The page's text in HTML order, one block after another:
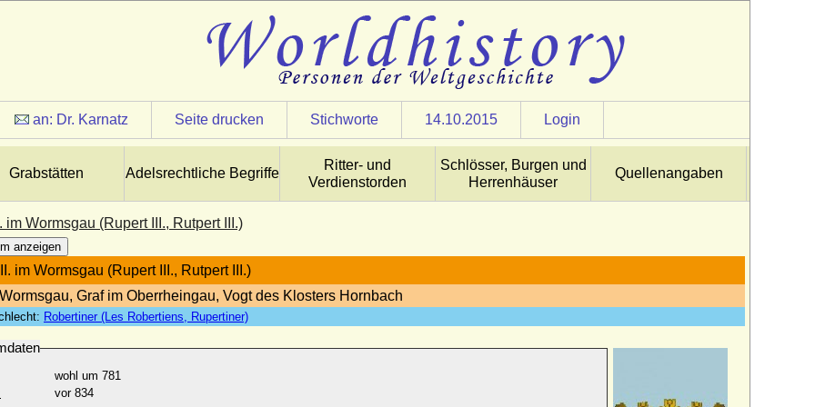
an: Dr. Karnatz Seite drucken Stichworte 14.10.2015 Login
Grabstätten Adelsrechtliche Begriffe
Ritter- und
Verdienstorden
Schlösser, Burgen und
Herrenhäuser
Quellenangaben
im Wormsgau (Rupert III., Rutpert III.)
anzeigen
im Wormsgau (Rupert III., Rutpert III.)
Graf im Oberrheingau, Vogt des Klosters Hornbach
Robertiner (Les Robertiens, Rupertiner)
wohl um 781
vor 834